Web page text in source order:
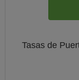
Tasas de